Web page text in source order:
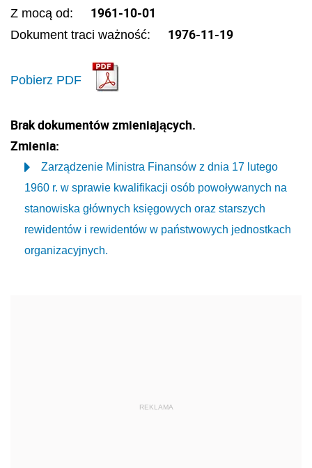
Z mocą od: 1961-10-01
Dokument traci ważność: 1976-11-19
Pobierz PDF
Brak dokumentów zmieniających.
Zmienia:
Zarządzenie Ministra Finansów z dnia 17 lutego
1960 r. w sprawie kwalifikacji osób powoływanych na
stanowiska głównych księgowych oraz starszych
rewidentów i rewidentów w państwowych jednostkach
organizacyjnych.